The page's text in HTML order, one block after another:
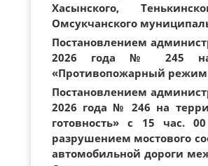
Хасынского,
Омсукчанского
Постановлением
2026 года № 245 на
«Противопожарный
Постановлением
2026 года № 246 на
готовность» с 15 час.
разрушением мостового
автомобильной дороги